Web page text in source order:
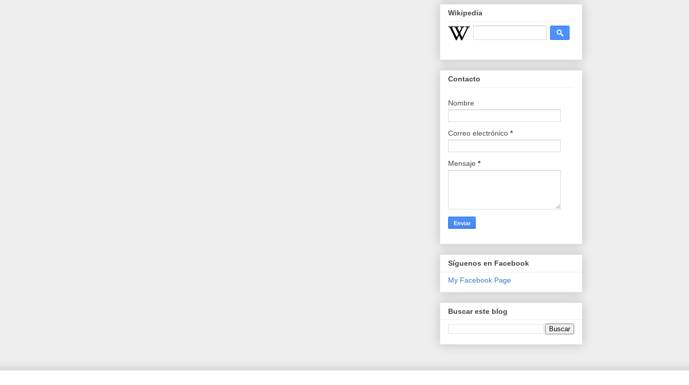
Wikipedia
Contacto
Nombre
Correo electrónico *
Mensaje *
Síguenos en Facebook
My Facebook Page
Buscar este blog